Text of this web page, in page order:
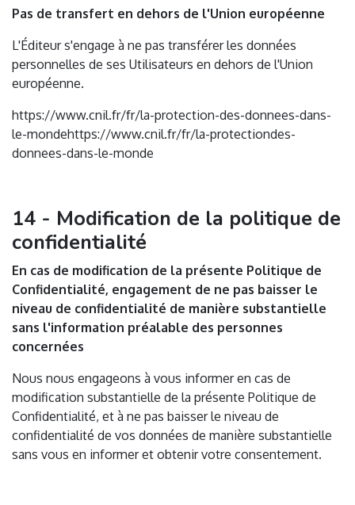
Pas de transfert en dehors de l'Union européenne
L'Éditeur s'engage à ne pas transférer les données
personnelles de ses Utilisateurs en dehors de l'Union
européenne.
https://www.cnil.fr/fr/la-protection-des-donnees-dans-
le-mondehttps://www.cnil.fr/fr/la-protectiondes-
donnees-dans-le-monde
14 - Modification de la politique de
confidentialité
En cas de modification de la présente Politique de
Confidentialité, engagement de ne pas baisser le
niveau de confidentialité de manière substantielle
sans l'information préalable des personnes
concernées
Nous nous engageons à vous informer en cas de
modification substantielle de la présente Politique de
Confidentialité, et à ne pas baisser le niveau de
confidentialité de vos données de manière substantielle
sans vous en informer et obtenir votre consentement.